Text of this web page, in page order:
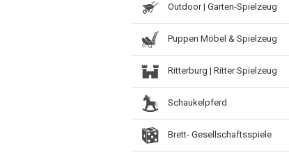
Outdoor | Garten-Spielzeug
Puppen Möbel & Spielzeug
Ritterburg | Ritter Spielzeug
Schaukelpferd
Brett- Gesellschaftsspiele